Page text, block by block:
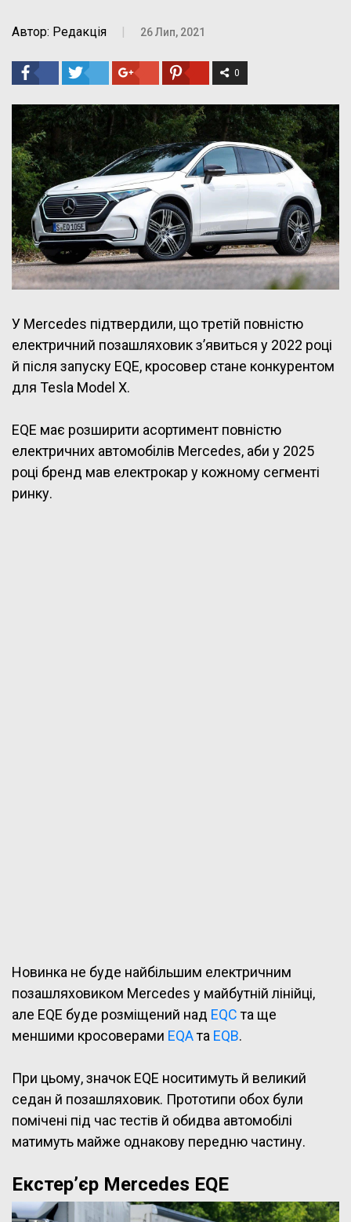
Автор: Редакція | 26 Лип, 2021
0
У Mercedes підтвердили, що третій повністю
електричний позашляховик з’явиться у 2022 році
й після запуску EQE, кросовер стане конкурентом
для Tesla Model X.
EQE має розширити асортимент повністю
електричних автомобілів Mercedes, аби у 2025
році бренд мав електрокар у кожному сегменті
ринку.
Новинка не буде найбільшим електричним
позашляховиком Mercedes у майбутній лінійці,
але EQE буде розміщений над EQCта ще
меншими кросоверами EQAта EQB.
При цьому, значок EQE носитимуть й великий
седан й позашляховик. Прототипи обох були
помічені під час тестів й обидва автомобілі
матимуть майже однакову передню частину.
Екстер’єр Mercedes EQE